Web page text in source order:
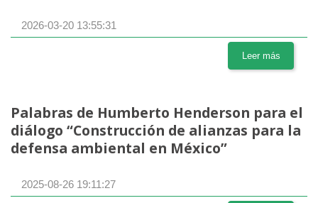
2026-03-20 13:55:31
Leer más
Palabras de Humberto Henderson para el
diálogo “Construcción de alianzas para la
defensa ambiental en México”
2025-08-26 19:11:27